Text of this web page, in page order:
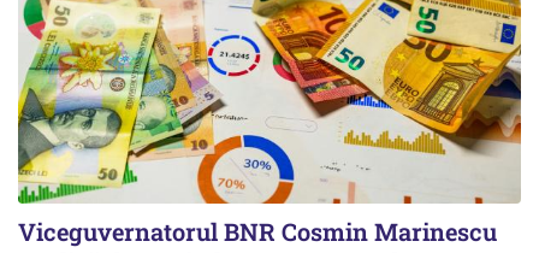
Viceguvernatorul BNR Cosmin Marinescu